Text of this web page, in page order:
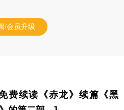
/会员升级
费续读《赤龙》续篇《黑